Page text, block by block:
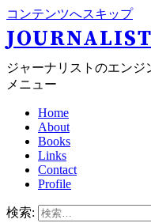
コンテンツへスキップ
ジャーナリストのエンジ
メニュー
Home
About
Books
Links
Contact
Profile
検索: